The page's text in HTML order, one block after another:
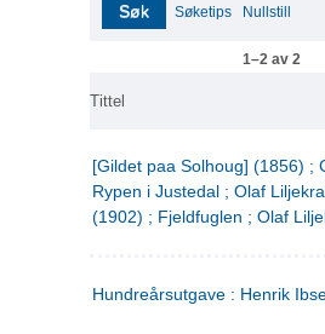
Søk Søketips Nullstill
1–2 av 2
Tittel
[Gildet paa Solhoug] (1856) ;
Rypen i Justedal ; Olaf
(1902) ; Fjeldfuglen ; Olaf
Hundreårsutgave : Henrik